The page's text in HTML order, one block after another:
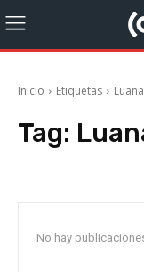
Inicio Etiquetas
Tag:
No hay